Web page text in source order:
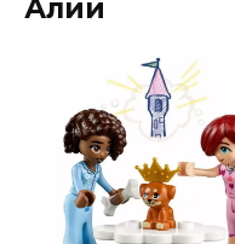
Алии